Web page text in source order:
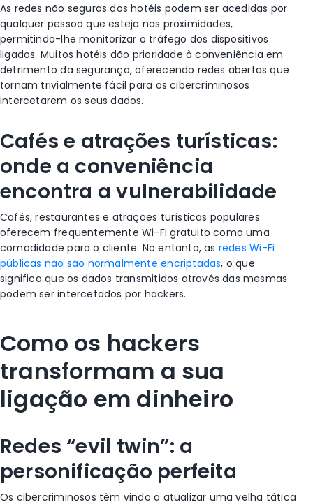
As redes não seguras dos hotéis podem ser acedidas por
qualquer pessoa que esteja nas proximidades,
permitindo-lhe monitorizar o tráfego dos dispositivos
ligados. Muitos hotéis dão prioridade à conveniência em
detrimento da segurança, oferecendo redes abertas que
tornam trivialmente fácil para os cibercriminosos
intercetarem os seus dados.
Cafés e atrações turísticas:
onde a conveniência
encontra a vulnerabilidade
Cafés, restaurantes e atrações turísticas populares
oferecem frequentemente Wi-Fi gratuito como uma
comodidade para o cliente. No entanto, as redes Wi-Fi
públicas não são normalmente encriptadas, o que
significa que os dados transmitidos através das mesmas
podem ser intercetados por hackers.
Como os hackers
transformam a sua
ligação em dinheiro
Redes “evil twin”: a
personificação perfeita
Os cibercriminosos têm vindo a atualizar uma velha tática